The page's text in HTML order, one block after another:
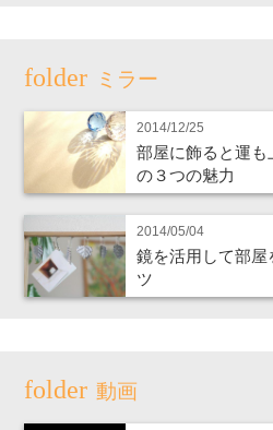
ミラー
2014/12/25
部屋に飾ると運
の３つの魅力
2014/05/04
鏡を活用して部屋
ツ
動画